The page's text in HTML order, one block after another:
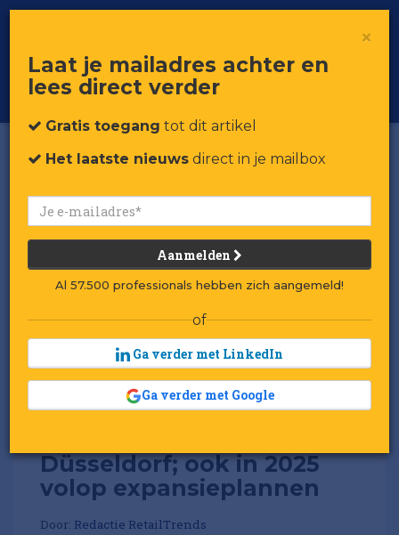
Voor professionals in retail & brands
Toggle
Düsseldorf; ook in 2025
volop expansieplannen
Door: Redactie RetailTrends
×
Laat je mailadres achter en
lees direct verder
Gratis toegang tot dit artikel
Het laatste nieuws direct in je mailbox
Aanmelden
Al 57.500 professionals hebben zich aangemeld!
of
Ga verder met LinkedIn
Ga verder met Google